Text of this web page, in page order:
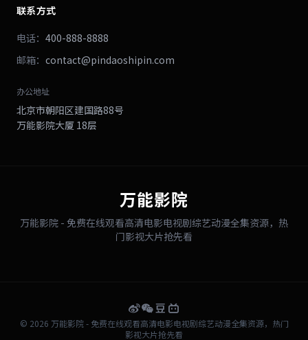
联系方式
电话： 400-888-8888
邮箱： contact@pindaoshipin.com
办公地址
北京市朝阳区建国路88号
万能影院大厦 18层
万能影院
万能影院 - 免费在线观看高清电影电视剧综艺动漫全集资源，热
门影视大片抢先看
© 2026 万能影院 - 免费在线观看高清电影电视剧综艺动漫全集资源，热门
影视大片抢先看